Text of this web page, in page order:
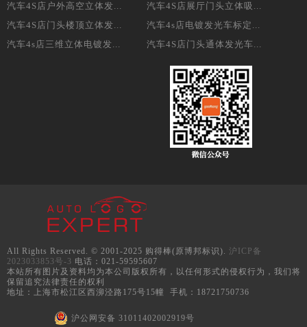
汽车4S店户外高空立体发...
汽车4S店展厅门头立体吸...
汽车4S店门头楼顶立体发...
汽车4s店电镀发光车标定...
汽车4s店三维立体电镀发...
汽车4S店门头通体发光车...
All Rights Reserved. © 2001-2025 购得棒(原博邦标识). 沪ICP备
2023033853号-3 电话：021-59595607
本站所有图片及资料均为本公司版权所有，以任何形式的侵权行为，我们将
保留追究法律责任的权利
地址：上海市松江区西泖泾路175号15幢 手机：18721750736
沪公网安备 31011402002919号